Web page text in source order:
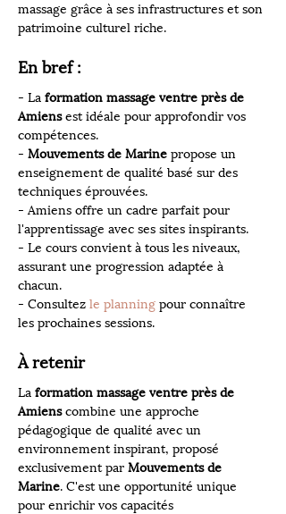
massage grâce à ses infrastructures et son
patrimoine culturel riche.
En bref :
- La formation massage ventre près de
Amiens est idéale pour approfondir vos
compétences.
- Mouvements de Marine propose un
enseignement de qualité basé sur des
techniques éprouvées.
- Amiens offre un cadre parfait pour
l'apprentissage avec ses sites inspirants.
- Le cours convient à tous les niveaux,
assurant une progression adaptée à
chacun.
- Consultez le planning pour connaître
les prochaines sessions.
À retenir
La formation massage ventre près de
Amiens combine une approche
pédagogique de qualité avec un
environnement inspirant, proposé
exclusivement par Mouvements de
Marine. C'est une opportunité unique
pour enrichir vos capacités